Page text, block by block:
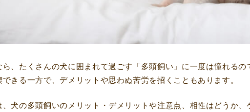
ら、たくさんの犬に囲まれて過ごす「多頭飼い」に一度は憧れる
きる一方で、デメリットや思わぬ苦労を招くこともあります。
、犬の多頭飼いのメリット・デメリットや注意点、相性はどうか